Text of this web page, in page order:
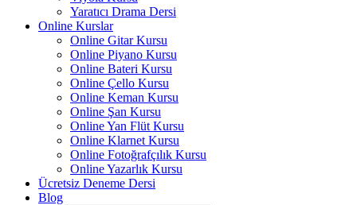
Yaratıcı Drama Dersi
Online Kurslar
Online Gitar Kursu
Online Piyano Kursu
Online Bateri Kursu
Online Çello Kursu
Online Keman Kursu
Online Şan Kursu
Online Yan Flüt Kursu
Online Klarnet Kursu
Online Fotoğrafçılık Kursu
Online Yazarlık Kursu
Ücretsiz Deneme Dersi
Blog